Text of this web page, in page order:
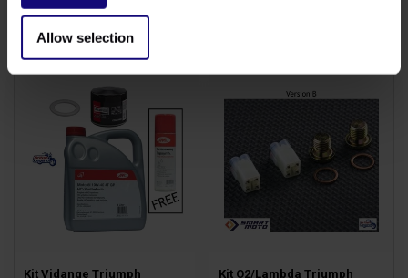
Allow selection
€10,50
Kit Vidange Triumph Kit O2/Lambda Triumph